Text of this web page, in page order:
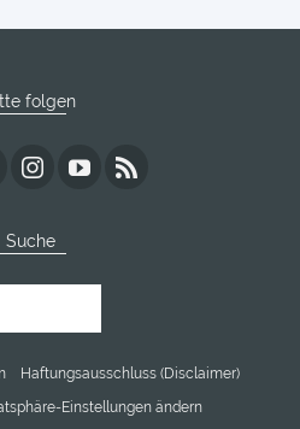
folgen
Suche
Haftungsausschluss (Disclaimer)
Einstellungen ändern